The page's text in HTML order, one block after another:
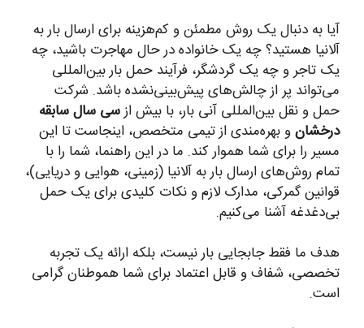
آیا به دنبال یک روش مطمئن و کم‌هزینه برای ارسال بار به
آلانیا هستید؟ چه یک خانواده در حال مهاجرت باشید، چه
یک تاجر و چه یک گردشگر، فرآیند حمل بار بین‌المللی
می‌تواند پر از چالش‌های پیش‌بینی‌نشده باشد. شرکت
حمل و نقل بین‌المللی آنی بار، با بیش ازسی سال سابقه
درخشانو بهره‌مندی از تیمی متخصص، اینجاست تا این
مسیر را برای شما هموار کند. ما در این راهنما، شما را با
تمام روش‌های ارسال بار به آلانیا (زمینی، هوایی و دریایی)،
قوانین گمرکی، مدارک لازم و نکات کلیدی برای یک حمل
بی‌دغدغه آشنا می‌کنیم.
هدف ما فقط جابجایی بار نیست، بلکه ارائه یک تجربه
تخصصی، شفاف و قابل اعتماد برای شما هموطنان گرامی
است.